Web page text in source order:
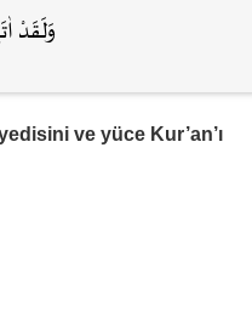
وَلَقَدْ
ve yüce Kur’an’ı